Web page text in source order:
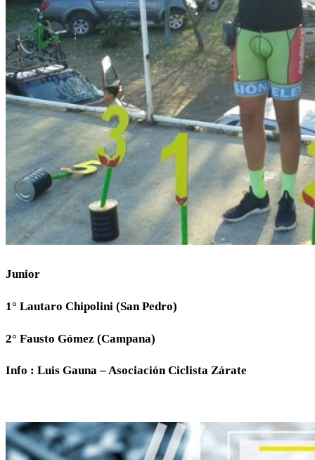
Junior
1° Lautaro Chipolini (San Pedro)
2° Fausto Gómez (Campana)
Info : Luis Gauna – Asociación Ciclista Zárate